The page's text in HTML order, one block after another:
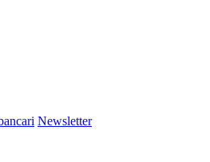
Newsletter